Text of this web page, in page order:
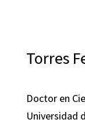
Torres
Doctor en
Universidad